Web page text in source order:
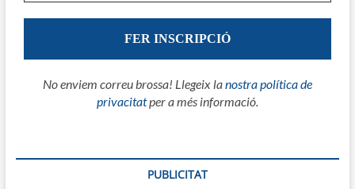
No enviem correu brossa! Llegeix lanostra política de
privacitatper a més informació.
PUBLICITAT